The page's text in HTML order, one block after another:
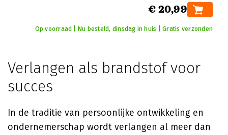
€ 20,99
Op voorraad | Nu besteld, dinsdag in huis | Gratis verzonden
Verlangen als brandstof voor
succes
In de traditie van persoonlijke ontwikkeling en
ondernemerschap wordt verlangen al meer dan